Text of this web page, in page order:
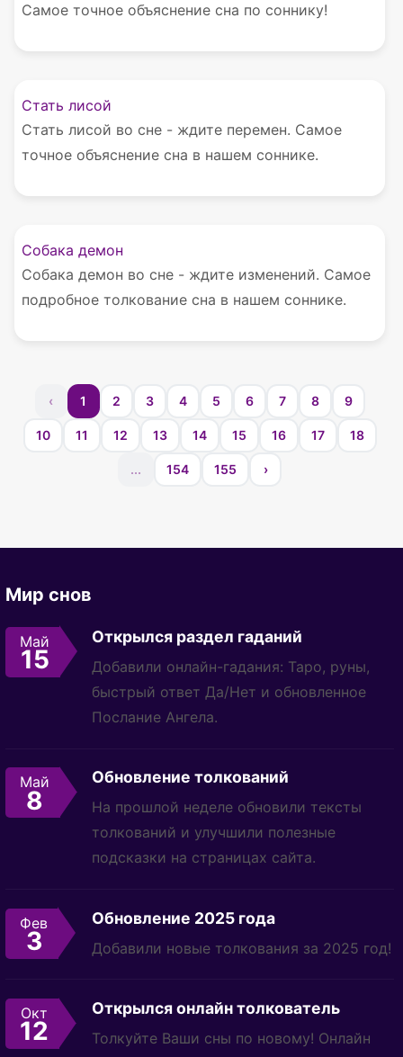
Самое точное объяснение сна по соннику!
Стать лисой
Стать лисой во сне - ждите перемен. Самое
точное объяснение сна в нашем соннике.
Собака демон
Собака демон во сне - ждите изменений. Самое
подробное толкование сна в нашем соннике.
‹ 1 2 3 4 5 6 7 8 9
10 11 12 13 14 15 16 17 18
... 154 155 ›
Мир снов
Май
15
Открылся раздел гаданий
Добавили онлайн-гадания: Таро, руны,
быстрый ответ Да/Нет и обновленное
Послание Ангела.
Май
8
Обновление толкований
На прошлой неделе обновили тексты
толкований и улучшили полезные
подсказки на страницах сайта.
Фев
3
Обновление 2025 года
Добавили новые толкования за 2025 год!
Окт
12
Открылся онлайн толкователь
Толкуйте Ваши сны по новому! Онлайн